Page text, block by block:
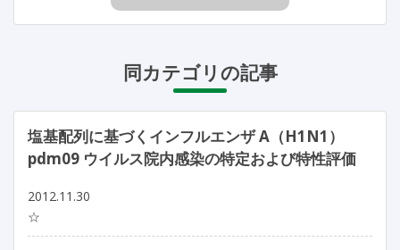
同カテゴリの記事
塩基配列に基づくインフルエンザ A（H1N1）
pdm09 ウイルス院内感染の特定および特性評価
2012.11.30
☆